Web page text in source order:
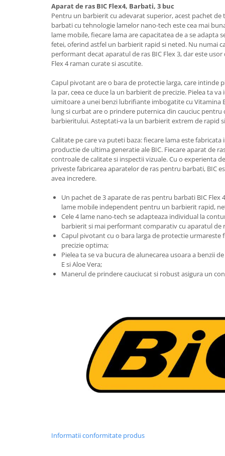
Suporturi si servetele
Tacamuri si seturi
Taietoare manuale
Tigai si seturi
Tirbusoane si dopuri
Tocatoare de bucatarie
Ustensile ornare prajituri
Vaze si boluri decorative
Vesela unica folosinta
Suporturi si accesorii de baie
Uscatoare de rufe
Aparat de ras BIC Flex4, Barbati, 3 buc
Pentru un barbierit cu adevarat superior, acest pachet de
barbati cu tehnologie lamelor nano-tech este cea mai
lame mobile, fiecare lama are capacitatea de a se adapta
fetei, oferind astfel un barbierit rapid si neted. Nu numai
performant decat aparatul de ras BIC Flex 3, dar este
Flex 4 raman curate si ascutite.
Capul pivotant are o bara de protectie larga, care intinde
la par, ceea ce duce la un barbierit de precizie. Pielea ta
uimitoare a unei benzi lubrifiante imbogatite cu Vitamina
lung si curbat are o prindere puternica din cauciuc
barbieritului. Asteptati-va la un barbierit extrem de rapid
Calitate pe care va puteti baza: fiecare lama este
productie de ultima generatie ale BIC. Fiecare aparat de
controale de calitate si inspectii vizuale. Cu o experienta
priveste fabricarea aparatelor de ras pentru barbati, BIC
avea incredere.
Un pachet de 3 aparate de ras pentru barbati BIC Flex
lame mobile independent pentru un barbierit rapid,
Cele 4 lame nano-tech se adapteaza individual la
barbierit si mai performant comparativ cu aparatul de
Capul pivotant cu o bara larga de protectie urmareste
precizie optima;
Pielea ta se va bucura de alunecarea usoara a benzii
E si Aloe Vera;
Manerul de prindere cauciucat si robust asigura un
Informatii conformitate produs